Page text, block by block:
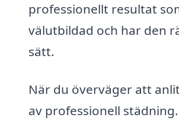
professionellt resultat
välutbildad och har den
sätt.
När du överväger att
av professionell